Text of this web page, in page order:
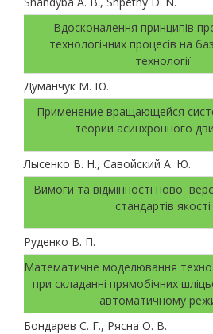
Вдосконалення принципів
технологічних процесів на
технології
Думанчук М. Ю.
Применение вращающейся
теории асинхронного
Лысенко В. Н., Савойский А. Ю.
Вимоги та відмінності нової
стандартів якості
Руденко В. П.
Математичне моделювання
при складанні прямобічних
автоматичному
Бондарев С. Г., Рясна О. В.